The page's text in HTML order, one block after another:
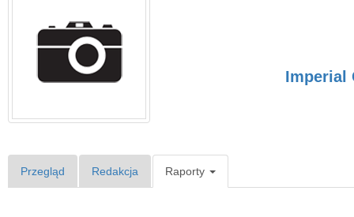
Imperial
Przegląd Redakcja Raporty